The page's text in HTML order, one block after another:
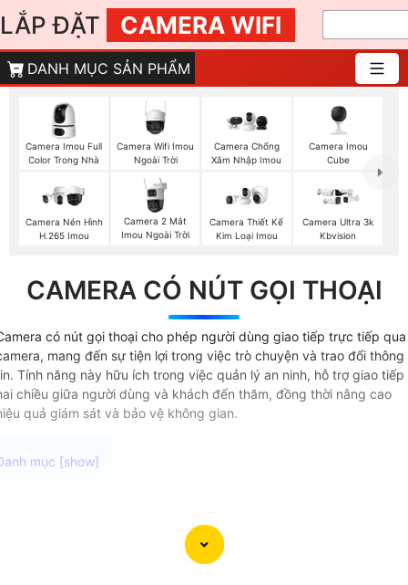
LẮP ĐẶT CAMERA WIFI
DANH MỤC SẢN PHẨM
Camera Imou Full
Color Trong Nhà
Camera Wifi Imou
Ngoài Trời
Camera Chống
Xâm Nhập Imou
Camera Imou
Cube
Camera Nén Hình
H.265 Imou
Camera 2 Mắt
Imou Ngoài Trời
Camera Thiết Kế
Kim Loại Imou
Camera Ultra 3k
Kbvision
CAMERA CÓ NÚT GỌI THOẠI
có nút gọi thoại cho phép người dùng giao tiếp trực tiếp qua
mang đến sự tiện lợi trong việc trò chuyện và trao đổi thông
Tính năng này hữu ích trong việc quản lý an ninh, hỗ trợ giao tiếp
chiều giữa người dùng và khách đến thăm, đồng thời nâng cao
quả giám sát và bảo vệ không gian.
cho phép bạn kết nối trực tiếp qua điện thoại để
cập vào hình ảnh và âm thanh tại vị trí lắp đặt camera